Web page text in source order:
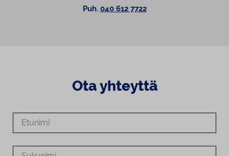
Puh. 040 612 7722
Ota yhteyttä